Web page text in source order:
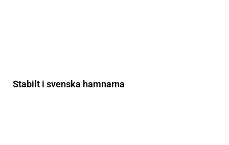
Stabilt i svenska hamnarna